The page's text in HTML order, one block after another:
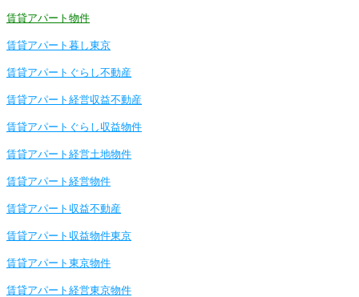
賃貸アパート物件
賃貸アパート暮し東京
賃貸アパートぐらし不動産
賃貸アパート経営収益不動産
賃貸アパートぐらし収益物件
賃貸アパート経営土地物件
賃貸アパート経営物件
賃貸アパート収益不動産
賃貸アパート収益物件東京
賃貸アパート東京物件
賃貸アパート経営東京物件